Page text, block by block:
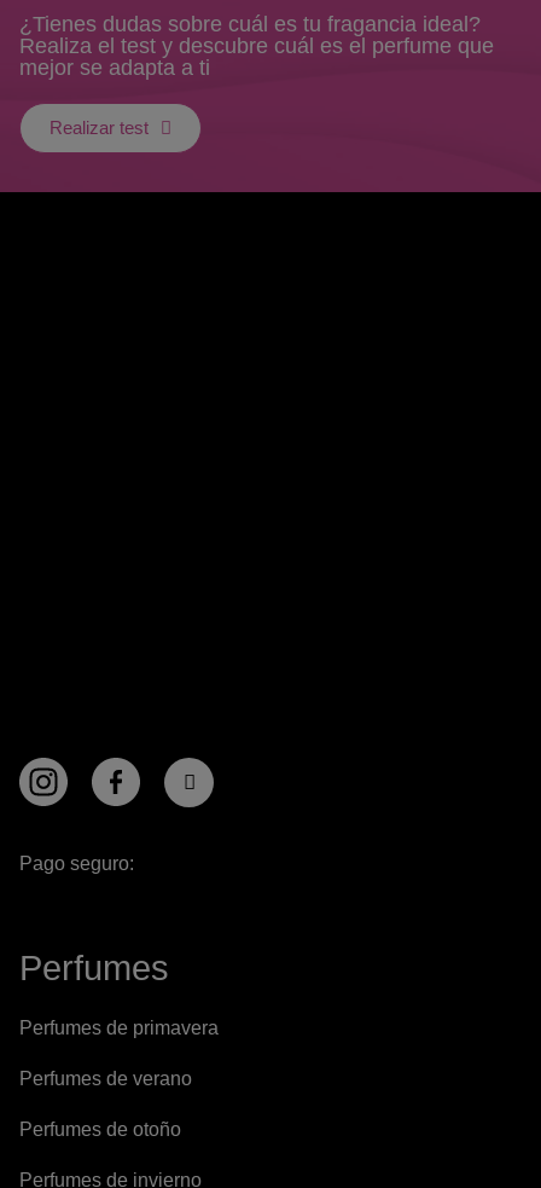
¿Tienes dudas sobre cuál es tu fragancia ideal?
Realiza el test y descubre cuál es el perfume que
mejor se adapta a ti
Realizar test
Pago seguro:
Perfumes
Perfumes de primavera
Perfumes de verano
Perfumes de otoño
Perfumes de invierno